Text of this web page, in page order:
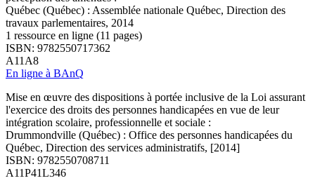
Québec (Québec) : Assemblée nationale Québec, Direction des
travaux parlementaires, 2014
1 ressource en ligne (11 pages)
ISBN: 9782550717362
A11A8
En ligne à BAnQ
Mise en œuvre des dispositions à portée inclusive de la Loi assurant
l'exercice des droits des personnes handicapées en vue de leur
intégration scolaire, professionnelle et sociale :
Drummondville (Québec) : Office des personnes handicapées du
Québec, Direction des services administratifs, [2014]
ISBN: 9782550708711
A11P41L346